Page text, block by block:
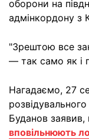
оборони на
адмінкордону з
"Зрештою все
— так само як і
Нагадаємо, 27
Буданов
вповільнюють